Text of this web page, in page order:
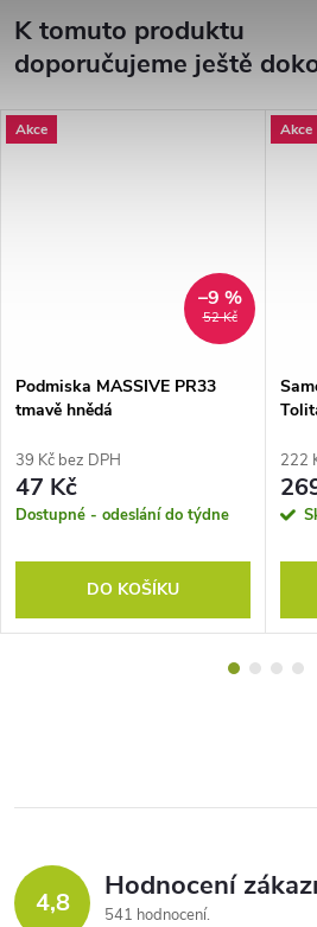
K tomuto produktu
doporučujeme ještě
Akce
52 Kč
–9 %
Podmiska MASSIVE PR33
tmavě hnědá
39 Kč bez DPH
47 Kč
Dostupné - odeslání do týdne
DO KOŠÍKU
Akce
222
4,8 Hodnocení
541 hodnocení